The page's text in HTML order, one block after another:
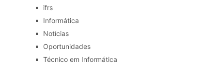
ifrs
Informática
Notícias
Oportunidades
Técnico em Informática